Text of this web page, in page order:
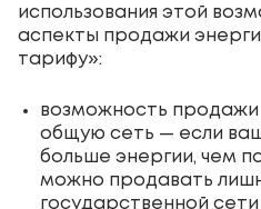
использования этой
аспекты продажи
тарифу»:
возможность продажи
общую сеть — если
больше энергии, чем
можно продавать
государственной